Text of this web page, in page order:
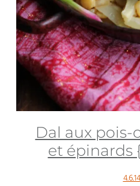
Dal aux pois-
et épinards
4.6.14